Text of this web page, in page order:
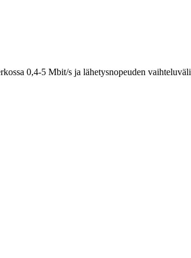
0,4-5 Mbit/s ja lähetysnopeuden